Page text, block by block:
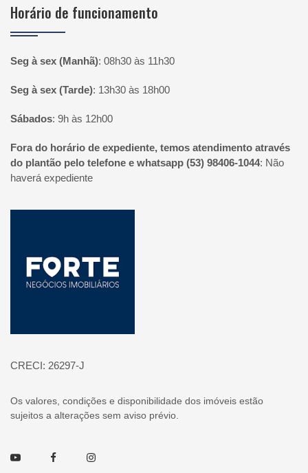
Horário de funcionamento
Seg à sex (Manhã): 08h30 às 11h30
Seg à sex (Tarde): 13h30 às 18h00
Sábados: 9h às 12h00
Fora do horário de expediente, temos atendimento através
do plantão pelo telefone e whatsapp (53) 98406-1044: Não
haverá expediente
CRECI: 26297-J
Os valores, condições e disponibilidade dos imóveis estão
sujeitos a alterações sem aviso prévio.
Youtube FacebookInstagram